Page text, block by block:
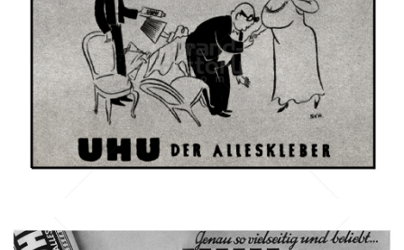
UHU UHU GmbH & Co KG 1947